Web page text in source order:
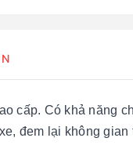
cấp. Có khả năng
đem lại không